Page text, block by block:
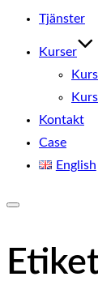
innehållTjänster
Kurser
Kontakt
Case
English
sidopanel